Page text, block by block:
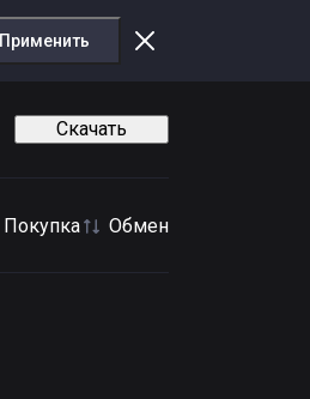
Применить
Скачать
Покупка Обмен